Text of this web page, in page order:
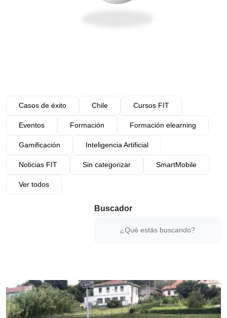
Casos de éxito Chile Cursos FIT
Eventos Formación Formación elearning
Gamificación Inteligencia Artificial
Noticias FIT Sin categorizar SmartMobile
Ver todos
Buscador